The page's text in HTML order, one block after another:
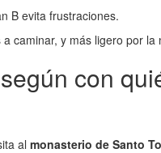
B evita frustraciones.
caminar, y más ligero por la
con
al monasterio de Santo